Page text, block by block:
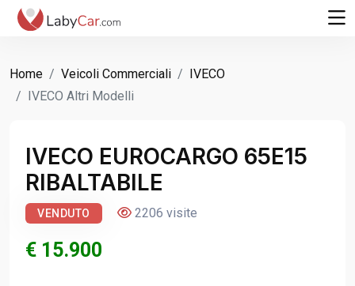
Home Veicoli Commerciali
IVECO
IVECO Altri Modelli
IVECO EUROCARGO 65E15
RIBALTABILE
VENDUTO 2206 visite
€ 15.900